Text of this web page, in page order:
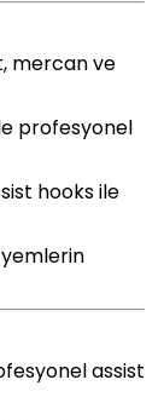
mercan ve
profesyonel
hooks ile
yemlerin
assist